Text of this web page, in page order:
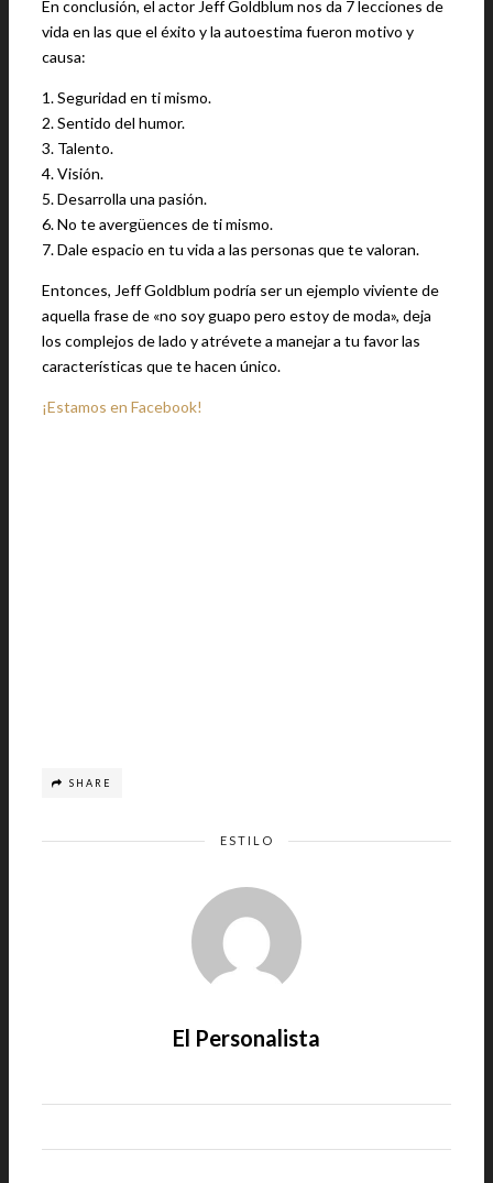
En conclusión, el actor Jeff Goldblum nos da 7 lecciones de
vida en las que el éxito y la autoestima fueron motivo y
causa:
1. Seguridad en ti mismo.
2. Sentido del humor.
3. Talento.
4. Visión.
5. Desarrolla una pasión.
6. No te avergüences de ti mismo.
7. Dale espacio en tu vida a las personas que te valoran.
Entonces, Jeff Goldblum podría ser un ejemplo viviente de
aquella frase de «no soy guapo pero estoy de moda», deja
los complejos de lado y atrévete a manejar a tu favor las
características que te hacen único.
¡Estamos en Facebook!
SHARE
ESTILO
El Personalista